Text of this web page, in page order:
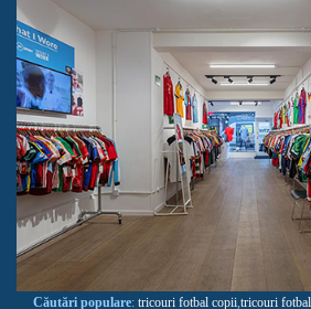
Căutări populare: tricouri fotbal copii,tricouri